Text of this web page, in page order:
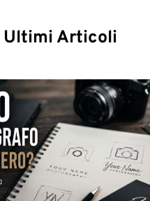
Ultimi Articoli